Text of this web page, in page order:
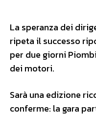
La speranza dei
ripeta il successo
per due giorni
dei motori.
Sarà una edizione
conferme: la gara